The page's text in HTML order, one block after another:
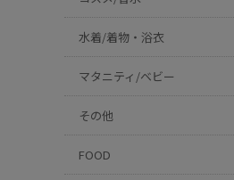
水着/着物・浴衣
マタニティ/ベビー
その他
FOOD